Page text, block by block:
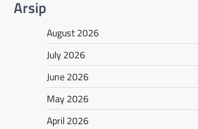
Arsip
August 2026
July 2026
June 2026
May 2026
April 2026